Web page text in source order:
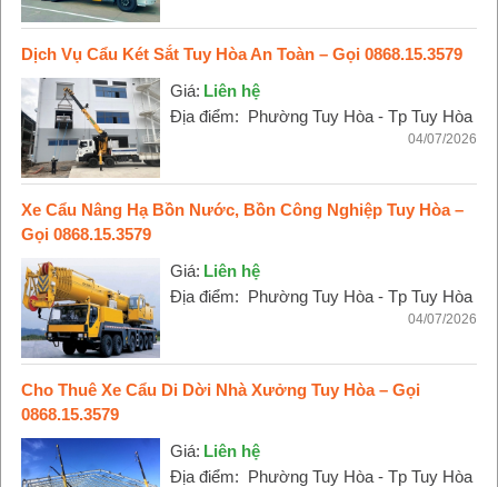
Dịch Vụ Cẩu Két Sắt Tuy Hòa An Toàn – Gọi 0868.15.3579
Giá: Liên hệ
Địa điểm: Phường Tuy Hòa - Tp Tuy Hòa
04/07/2026
Xe Cẩu Nâng Hạ Bồn Nước, Bồn Công Nghiệp Tuy Hòa –
Gọi 0868.15.3579
Giá: Liên hệ
Địa điểm: Phường Tuy Hòa - Tp Tuy Hòa
04/07/2026
Cho Thuê Xe Cẩu Di Dời Nhà Xưởng Tuy Hòa – Gọi
0868.15.3579
Giá: Liên hệ
Địa điểm: Phường Tuy Hòa - Tp Tuy Hòa